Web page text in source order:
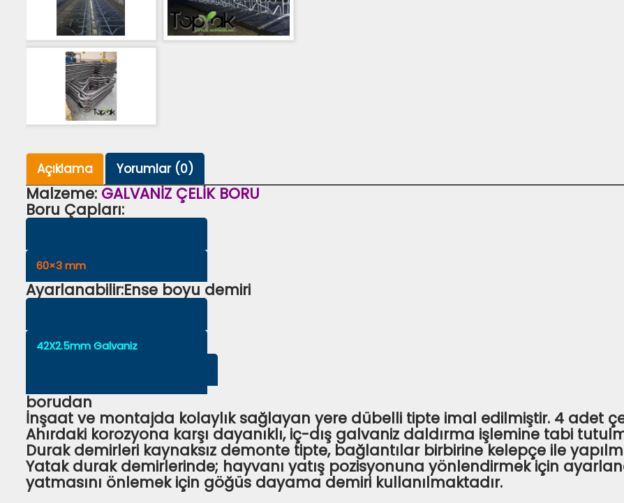
Açıklama Yorumlar (0)
Malzeme: GALVANİZ ÇELİK BORU
Boru Çapları:
60×3 mm
Ayarlanabilir:Ense boyu demiri
42X2.5mm Galvaniz
borudan
İnşaat ve montajda kolaylık sağlayan yere dübelli tipte imal edilmiştir. 4 adet
Ahırdaki korozyona karşı dayanıklı, iç-dış galvaniz daldırma işlemine tabi
Durak demirleri kaynaksız demonte tipte, bağlantılar birbirine kelepçe ile
Yatak durak demirlerinde; hayvanı yatış pozisyonuna yönlendirmek için
yatmasını önlemek için göğüs dayama demiri kullanılmaktadır.